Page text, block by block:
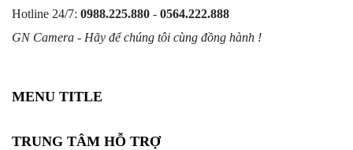
Hotline 24/7: 0988.225.880 - 0564.222.888
GN Camera - Hãy để chúng tôi cùng đồng hành !
MENU TITLE
TRUNG TÂM HỖ TRỢ